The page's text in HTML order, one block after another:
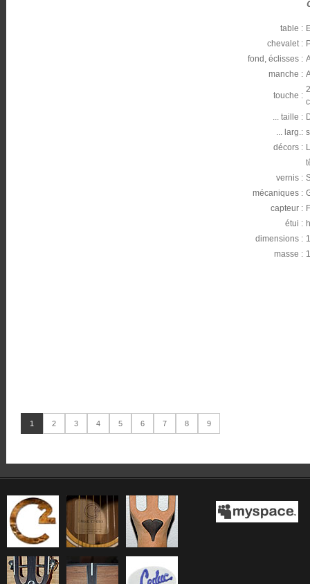
table :
chevalet :
fond, éclisses :
manche :
touche :
... taille :
... larg.:
décors :
vernis :
mécaniques :
capteur :
étui :
dimensions :
masse :
1 2 3 4 5 6 7 8 9